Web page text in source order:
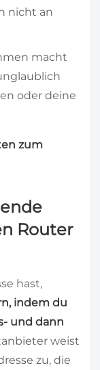
nicht an
macht
oder deine
zum
Router
hast,
indem du
und dann
weist
zu, die